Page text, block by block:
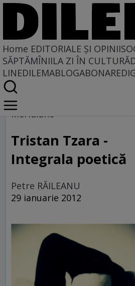
Home EDITORIALE ȘI OPINII
SĂPTĂMÎNIILA ZI ÎN CULTURĂ
LINEDILEMABLOGABONARE
Home
Dilemateca
Meridiane
Tristan Tzara -
Integrala poetică
Petre RĂILEANU
29 ianuarie 2012